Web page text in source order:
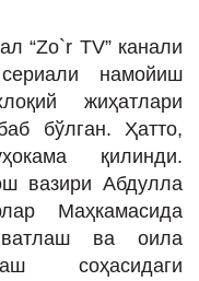
“Zo`r TV” канали
намойиш
жиҳатлари
бўлган. Ҳатто,
қилинди.
вазири Абдулла
Маҳкамасида
ва оила
соҳасидаги